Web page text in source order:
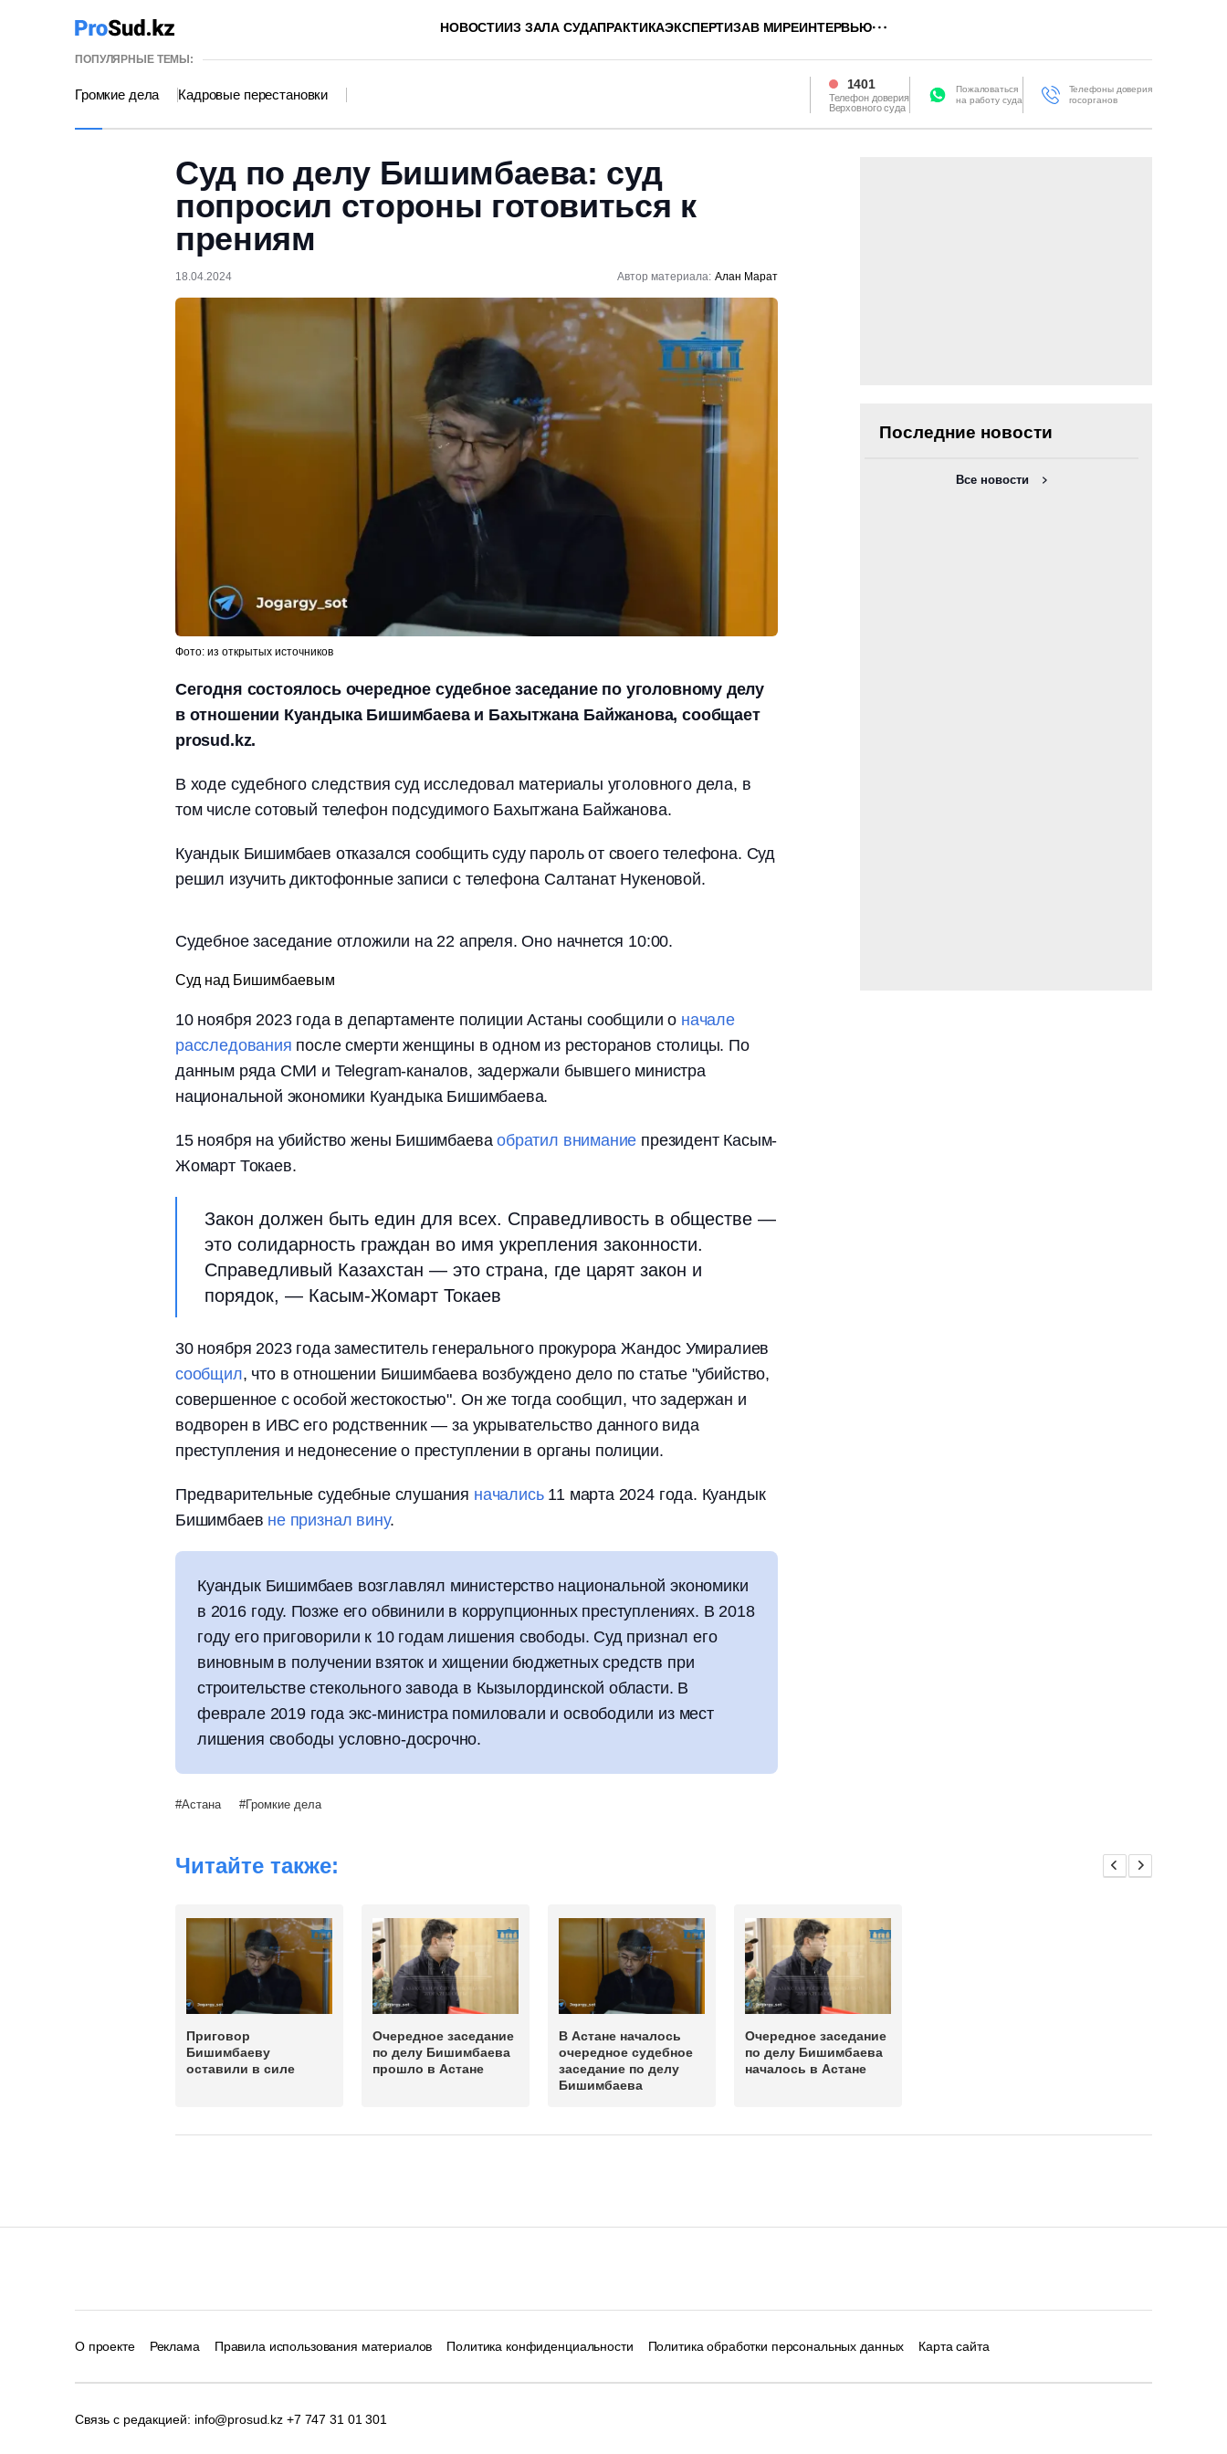
НОВОСТИИЗ ЗАЛА СУДАПРАКТИКАЭКСПЕРТИЗАВ МИРЕИНТЕРВЬЮ
ПОПУЛЯРНЫЕ ТЕМЫ:
Громкие дела Кадровые перестановки
1401
Телефон доверия
Верховного суда
Пожаловаться
на работу суда
Телефоны доверия
госорганов
Суд по делу Бишимбаева: суд
попросил стороны готовиться к
прениям
18.04.2024 Автор материала: Алан Марат
Фото: из открытых источников
Сегодня состоялось очередное судебное заседание по уголовному делу
в отношении Куандыка Бишимбаева и Бахытжана Байжанова, сообщает
prosud.kz.
В ходе судебного следствия суд исследовал материалы уголовного дела, в
том числе сотовый телефон подсудимого Бахытжана Байжанова.
Куандык Бишимбаев отказался сообщить суду пароль от своего телефона. Суд
решил изучить диктофонные записи с телефона Салтанат Нукеновой.
Судебное заседание отложили на 22 апреля. Оно начнется 10:00.
Суд над Бишимбаевым
10 ноября 2023 года в департаменте полиции Астаны сообщили о начале
расследования после смерти женщины в одном из ресторанов столицы. По
данным ряда СМИ и Telegram-каналов, задержали бывшего министра
национальной экономики Куандыка Бишимбаева.
15 ноября на убийство жены Бишимбаеваобратил внимание президент Касым-
Жомарт Токаев.
Закон должен быть един для всех. Справедливость в обществе —
это солидарность граждан во имя укрепления законности.
Справедливый Казахстан — это страна, где царят закон и
порядок, — Касым-Жомарт Токаев
30 ноября 2023 года заместитель генерального прокурора Жандос Умиралиев
сообщил, что в отношении Бишимбаева возбуждено дело по статье "убийство,
совершенное с особой жестокостью". Он же тогда сообщил, что задержан и
водворен в ИВС его родственник — за укрывательство данного вида
преступления и недонесение о преступлении в органы полиции.
Предварительные судебные слушания начались11 марта 2024 года. Куандык
Бишимбаев не признал вину.
Куандык Бишимбаев возглавлял министерство национальной экономики
в 2016 году. Позже его обвинили в коррупционных преступлениях. В 2018
году его приговорили к 10 годам лишения свободы. Суд признал его
виновным в получении взяток и хищении бюджетных средств при
строительстве стекольного завода в Кызылординской области. В
феврале 2019 года экс-министра помиловали и освободили из мест
лишения свободы условно-досрочно.
Астана Громкие дела
Последние новости
Все новости
Читайте также:
Приговор
Бишимбаеву
оставили в силе
Очередное заседание
по делу Бишимбаева
прошло в Астане
В Астане началось
очередное судебное
заседание по делу
Бишимбаева
Очередное заседание
по делу Бишимбаева
началось в Астане
О проекте Реклама Правила использования материалов Политика конфиденциальности Политика обработки персональных данных Карта сайта
Связь с редакцией: info@prosud.kz +7 747 31 01 301